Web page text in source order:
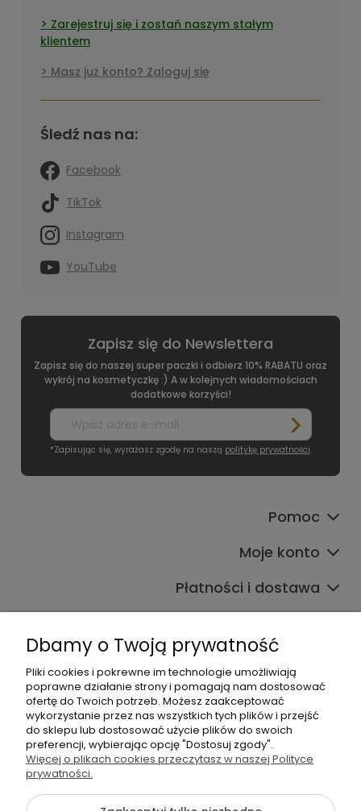
Zarejestruj się i zostań naszym stałym
klientem
Masz już konto? Zaloguj się
Śledź nas na:
Facebook
TikTok
Instagram
YouTube
Zapisz się do Newslettera
Zapisz się do naszej super paczki i odbierz 10% RABATU oraz
wykrój na kosmetyczkę :) A w kolejnych wiadomościach
dodatkowe korzyści!
*Zapisując się, wyrażasz zgodę na naszą politykę prywatności.
Pomoc
Moje konto
Płatności i dostawa
+48 605 141 363
Dbamy o Twoją prywatność
Pliki cookies i pokrewne im technologie umożliwiają
poprawne działanie strony i pomagają nam dostosować
ofertę do Twoich potrzeb. Możesz zaakceptować
wykorzystanie przez nas wszystkich tych plików i przejść
do sklepu lub dostosować użycie plików do swoich
preferencji, wybierając opcję "Dostosuj zgody".
Więcej o plikach cookies przeczytasz w naszej Polityce
prywatności.